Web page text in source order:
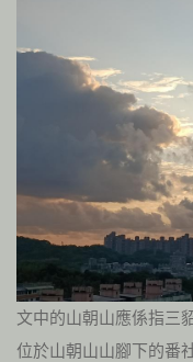
文中的山朝山應係指三
位於山朝山山腳下的番